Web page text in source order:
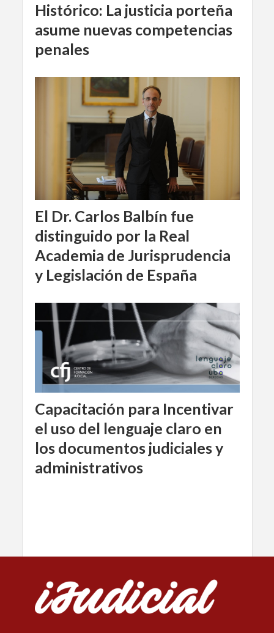
Histórico: La justicia porteña
asume nuevas competencias
penales
El Dr. Carlos Balbín fue
distinguido por la Real
Academia de Jurisprudencia
y Legislación de España
Capacitación para Incentivar
el uso del lenguaje claro en
los documentos judiciales y
administrativos